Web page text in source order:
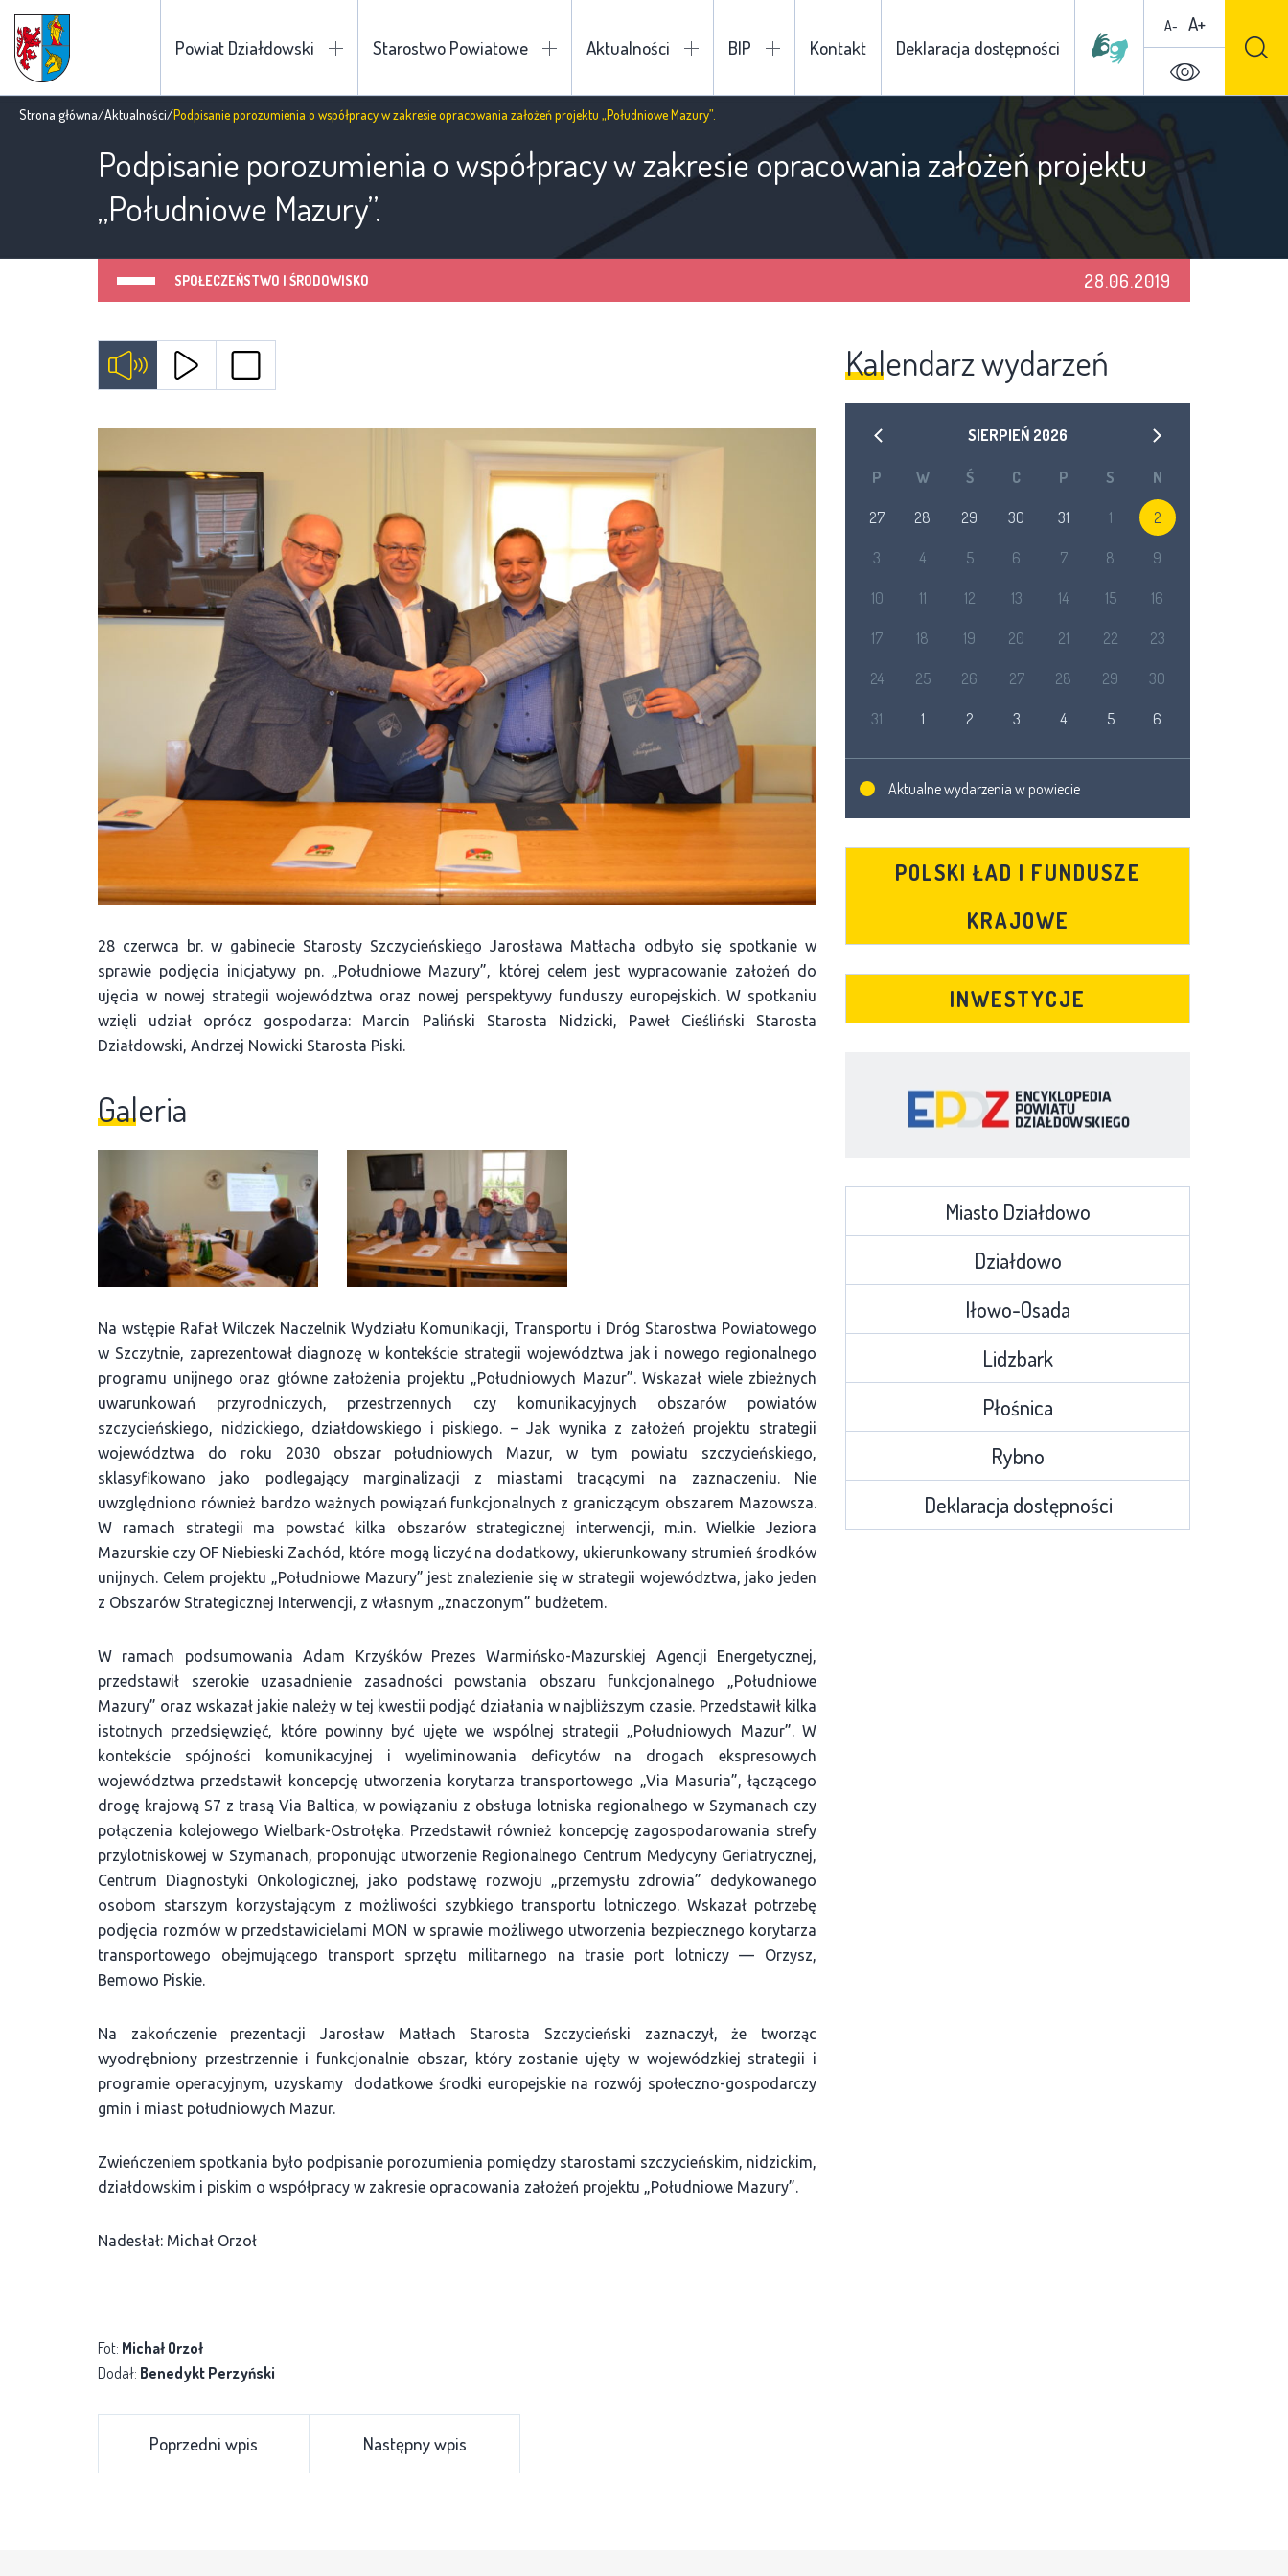
Powiat Działdowski Starostwo Powiatowe Aktualności BIP Kontakt Deklaracja dostępności
A- A+
Strona główna/Aktualności/Podpisanie porozumienia o współpracy w zakresie opracowania założeń projektu „Południowe Mazury”.
Podpisanie porozumienia o współpracy w zakresie opracowania założeń projektu
„Południowe Mazury”.
SPOŁECZEŃSTWO I ŚRODOWISKO 28.06.2019
28 czerwca br. w gabinecie Starosty Szczycieńskiego Jarosława Matłacha odbyło się spotkanie w
sprawie podjęcia inicjatywy pn. „Południowe Mazury”, której celem jest wypracowanie założeń do
ujęcia w nowej strategii województwa oraz nowej perspektywy funduszy europejskich. W spotkaniu
wzięli udział oprócz gospodarza: Marcin Paliński Starosta Nidzicki, Paweł Cieśliński Starosta
Działdowski, Andrzej Nowicki Starosta Piski.
Galeria
Na wstępie Rafał Wilczek Naczelnik Wydziału Komunikacji, Transportu i Dróg Starostwa Powiatowego
w Szczytnie, zaprezentował diagnozę w kontekście strategii województwa jak i nowego regionalnego
programu unijnego oraz główne założenia projektu „Południowych Mazur”. Wskazał wiele zbieżnych
uwarunkowań przyrodniczych, przestrzennych czy komunikacyjnych obszarów powiatów
szczycieńskiego, nidzickiego, działdowskiego i piskiego. – Jak wynika z założeń projektu strategii
województwa do roku 2030 obszar południowych Mazur, w tym powiatu szczycieńskiego,
sklasyfikowano jako podlegający marginalizacji z miastami tracącymi na zaznaczeniu. Nie
uwzględniono również bardzo ważnych powiązań funkcjonalnych z graniczącym obszarem Mazowsza.
W ramach strategii ma powstać kilka obszarów strategicznej interwencji, m.in. Wielkie Jeziora
Mazurskie czy OF Niebieski Zachód, które mogą liczyć na dodatkowy, ukierunkowany strumień środków
unijnych. Celem projektu „Południowe Mazury” jest znalezienie się w strategii województwa, jako jeden
z Obszarów Strategicznej Interwencji, z własnym „znaczonym” budżetem.
W ramach podsumowania Adam Krzyśków Prezes Warmińsko-Mazurskiej Agencji Energetycznej,
przedstawił szerokie uzasadnienie zasadności powstania obszaru funkcjonalnego „Południowe
Mazury” oraz wskazał jakie należy w tej kwestii podjąć działania w najbliższym czasie. Przedstawił kilka
istotnych przedsięwzięć, które powinny być ujęte we wspólnej strategii „Południowych Mazur”. W
kontekście spójności komunikacyjnej i wyeliminowania deficytów na drogach ekspresowych
województwa przedstawił koncepcję utworzenia korytarza transportowego „Via Masuria”, łączącego
drogę krajową S7 z trasą Via Baltica, w powiązaniu z obsługa lotniska regionalnego w Szymanach czy
połączenia kolejowego Wielbark-Ostrołęka. Przedstawił również koncepcję zagospodarowania strefy
przylotniskowej w Szymanach, proponując utworzenie Regionalnego Centrum Medycyny Geriatrycznej,
Centrum Diagnostyki Onkologicznej, jako podstawę rozwoju „przemysłu zdrowia” dedykowanego
osobom starszym korzystającym z możliwości szybkiego transportu lotniczego. Wskazał potrzebę
podjęcia rozmów w przedstawicielami MON w sprawie możliwego utworzenia bezpiecznego korytarza
transportowego obejmującego transport sprzętu militarnego na trasie port lotniczy — Orzysz,
Bemowo Piskie.
Na zakończenie prezentacji Jarosław Matłach Starosta Szczycieński zaznaczył, że tworząc
wyodrębniony przestrzennie i funkcjonalnie obszar, który zostanie ujęty w wojewódzkiej strategii i
programie operacyjnym, uzyskamy dodatkowe środki europejskie na rozwój społeczno-gospodarczy
gmin i miast południowych Mazur.
Zwieńczeniem spotkania było podpisanie porozumienia pomiędzy starostami szczycieńskim, nidzickim,
działdowskim i piskim o współpracy w zakresie opracowania założeń projektu „Południowe Mazury”.
Nadesłał: Michał Orzoł
Fot: Michał Orzoł
Dodał: Benedykt Perzyński
Poprzedni wpis Następny wpis
Kalendarz wydarzeń
SIERPIEŃ 2026
P W Ś C P S N
27 28 29 30 31 1 2
3 4 5 6 7 8 9
10 11 12 13 14 15 16
17 18 19 20 21 22 23
24 25 26 27 28 29 30
31 1 2 3 4 5 6
Aktualne wydarzenia w powiecie
POLSKI ŁAD I FUNDUSZE
KRAJOWE
INWESTYCJE
Miasto Działdowo
Działdowo
Iłowo-Osada
Lidzbark
Płośnica
Rybno
Deklaracja dostępności